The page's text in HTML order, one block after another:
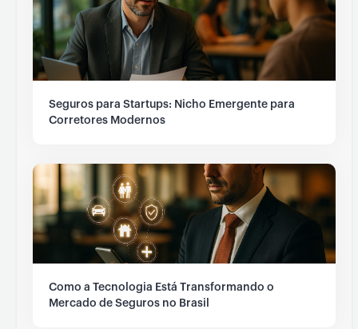
Seguros para Startups: Nicho Emergente para
Corretores Modernos
Como a Tecnologia Está Transformando o
Mercado de Seguros no Brasil